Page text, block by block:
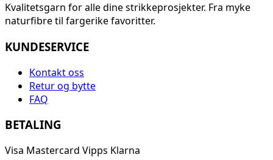
Kvalitetsgarn for alle dine strikkeprosjekter. Fra myke
naturfibre til fargerike favoritter.
KUNDESERVICE
Kontakt oss
Retur og bytte
FAQ
BETALING
Visa Mastercard Vipps Klarna